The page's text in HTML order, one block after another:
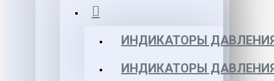
ИНДИКАТОРЫ
ИНДИКАТОРЫ